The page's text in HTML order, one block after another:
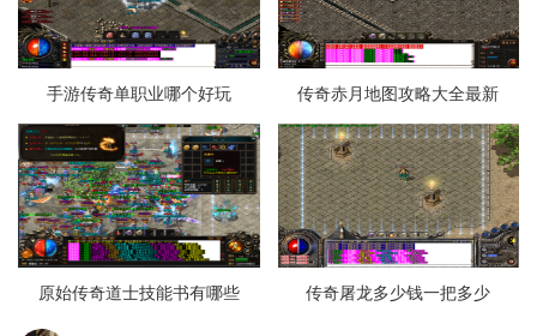
手游传奇单职业哪个好玩 传奇赤月地图攻略大全最新
原始传奇道士技能书有哪些 传奇屠龙多少钱一把多少